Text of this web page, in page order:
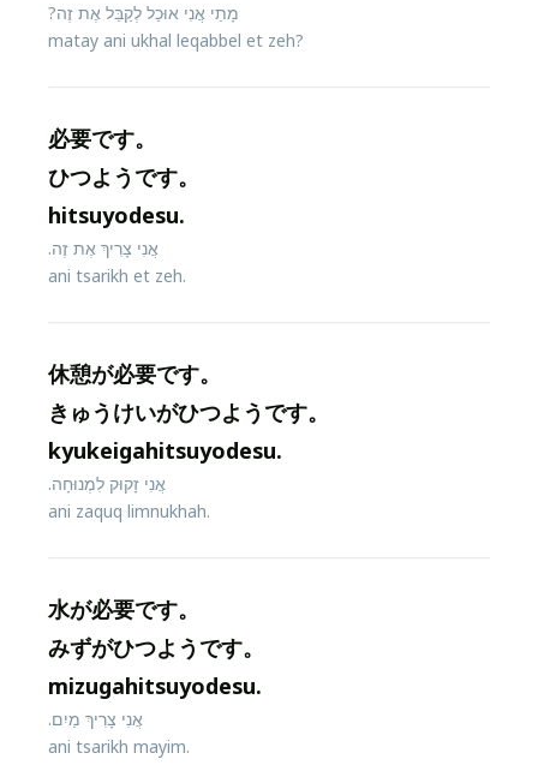
מָתַי אֲנִי אוּכַל לְקַבֵּל אֶת זֶה?
matay ani ukhal leqabbel et zeh?
必要です。
ひつようです。
hitsuyodesu.
אֲנִי צָרִיךְ אֶת זֶה.
ani tsarikh et zeh.
休憩が必要です。
きゅうけいがひつようです。
kyukeigahitsuyodesu.
אֲנִי זָקוּק לִמְנוּחָה.
ani zaquq limnukhah.
水が必要です。
みずがひつようです。
mizugahitsuyodesu.
אֲנִי צָרִיךְ מַיִם.
ani tsarikh mayim.